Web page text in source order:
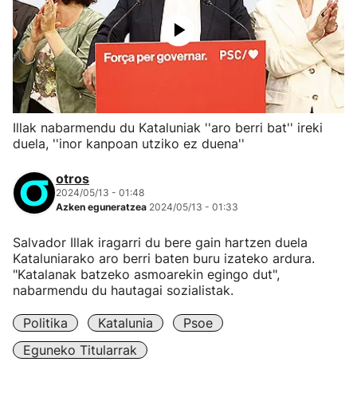
Illak nabarmendu du Kataluniak ''aro berri bat'' ireki
duela, ''inor kanpoan utziko ez duena''
otros
2024/05/13 - 01:48
Azken eguneratzea 2024/05/13 - 01:33
Salvador Illak iragarri du bere gain hartzen duela
Kataluniarako aro berri baten buru izateko ardura.
"Katalanak batzeko asmoarekin egingo dut",
nabarmendu du hautagai sozialistak.
Politika Katalunia
Psoe
Eguneko Titularrak